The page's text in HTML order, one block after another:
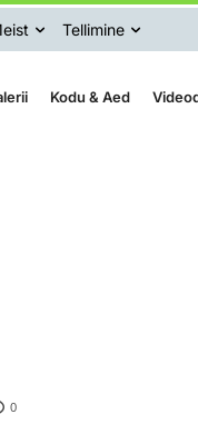
Tellimine
Kodu & Aed
0